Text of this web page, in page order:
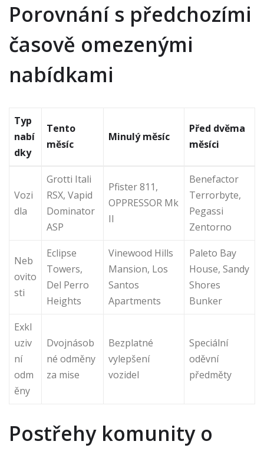
Porovnání s předchozími
časově omezenými
nabídkami
Typ
nabí
dky
Tento
měsíc
Minulý měsíc
Před dvěma
měsíci
Vozi
dla
Grotti Itali
RSX, Vapid
Dominator
ASP
Pfister 811,
OPPRESSOR Mk
II
Benefactor
Terrorbyte,
Pegassi
Zentorno
Neb
ovito
sti
Eclipse
Towers,
Del Perro
Heights
Vinewood Hills
Mansion, Los
Santos
Apartments
Paleto Bay
House, Sandy
Shores
Bunker
Exkl
uziv
ní
odm
ěny
Dvojnásob
né odměny
za mise
Bezplatné
vylepšení
vozidel
Speciální
oděvní
předměty
Postřehy komunity o